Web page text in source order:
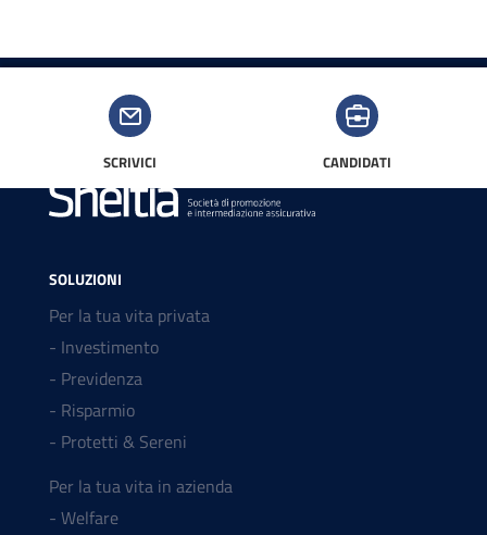
SCRIVICI CANDIDATI
SOLUZIONI
Per la tua vita privata
- Investimento
- Previdenza
- Risparmio
- Protetti & Sereni
Per la tua vita in azienda
- Welfare